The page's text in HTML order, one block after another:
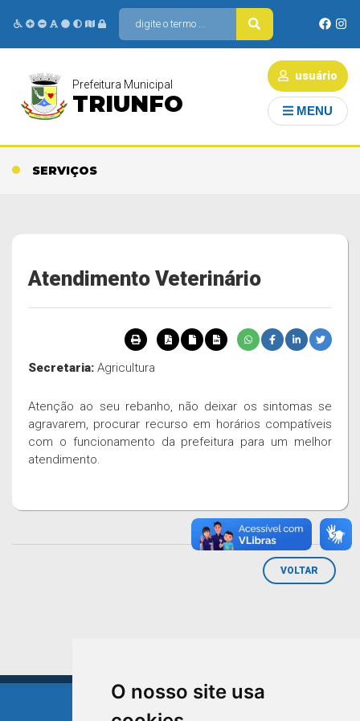
O nosso site usa
usuário
Prefeitura Municipal
TRIUNFO MENU
SERVIÇOS
Atendimento Veterinário
Secretaria: Agricultura
Atenção ao seu rebanho, não deixar os sintomas se
agravarem, procurar recurso em horários compatíveis
com o funcionamento da prefeitura para um melhor
atendimento.
VOLTAR